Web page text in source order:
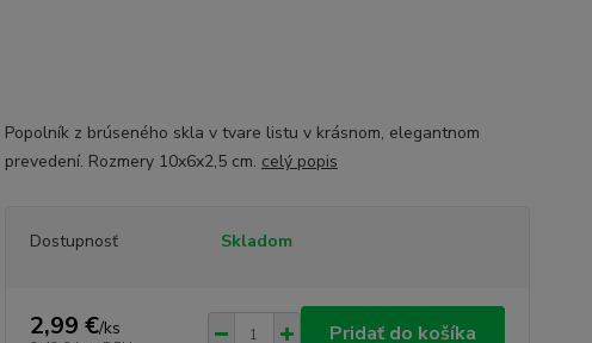
Popolník z brúseného skla v tvare listu v krásnom, elegantnom
prevedení. Rozmery 10x6x2,5 cm. celý popis
Dostupnosť Skladom
2,99 €/ks Pridať do košíka